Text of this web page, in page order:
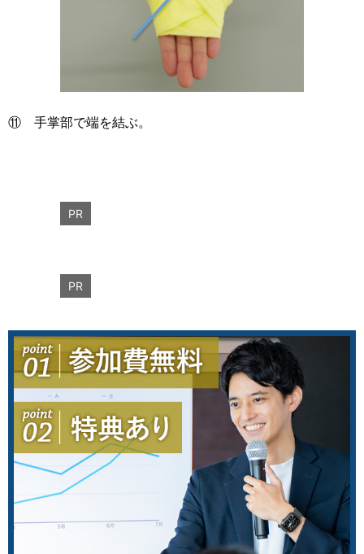
⑪ 手掌部で端を結ぶ。
PR
PR